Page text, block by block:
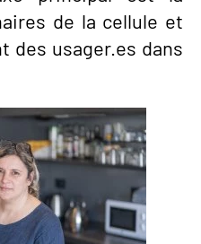
de la cellule et
des usager.es dans